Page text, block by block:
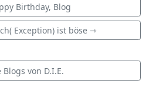
Birthday, Blog
Exception) ist böse ⇾
Blogs von D.I.E.